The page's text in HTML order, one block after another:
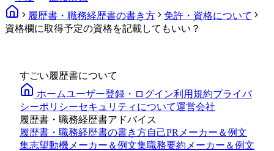
履歴書・職務経歴書の書き方
免許・資格について
資格欄に取得予定の資格を記載してもいい？
すごい履歴書について
ホームユーザー登録・ログイン利用規約プライバ
シーポリシーセキュリティについて運営会社
履歴書・職務経歴書アドバイス
履歴書・職務経歴書の書き方自己PRメーカー＆例文
集志望動機メーカー＆例文集職務要約メーカー＆例文